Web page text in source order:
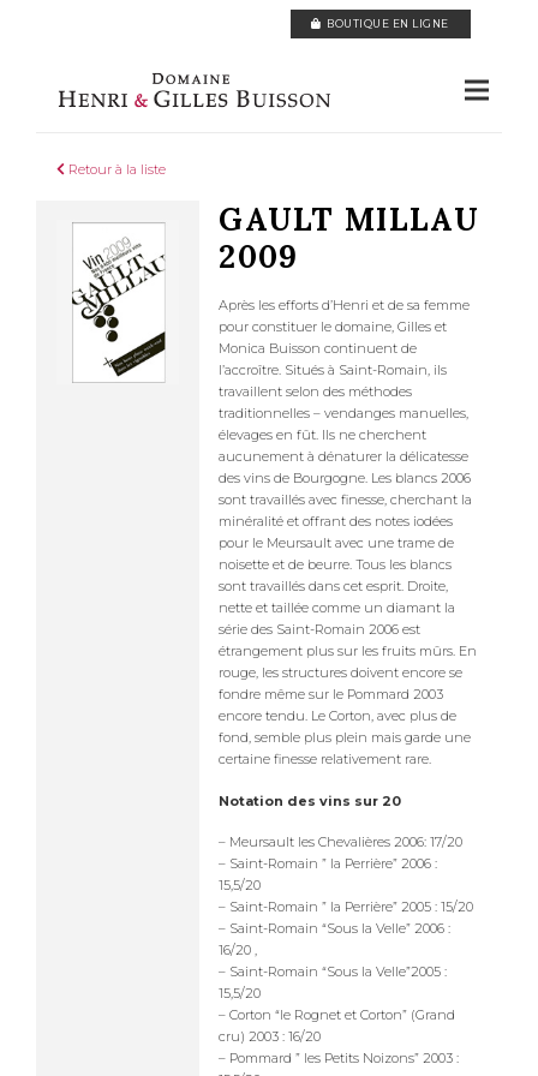
BOUTIQUE EN LIGNE
Retour à la liste
GAULT MILLAU
2009
Après les efforts d’Henri et de sa femme
pour constituer le domaine, Gilles et
Monica Buisson continuent de
l’accroître. Situés à Saint-Romain, ils
travaillent selon des méthodes
traditionnelles – vendanges manuelles,
élevages en fût. Ils ne cherchent
aucunement à dénaturer la délicatesse
des vins de Bourgogne. Les blancs 2006
sont travaillés avec finesse, cherchant la
minéralité et offrant des notes iodées
pour le Meursault avec une trame de
noisette et de beurre. Tous les blancs
sont travaillés dans cet esprit. Droite,
nette et taillée comme un diamant la
série des Saint-Romain 2006 est
étrangement plus sur les fruits mûrs. En
rouge, les structures doivent encore se
fondre même sur le Pommard 2003
encore tendu. Le Corton, avec plus de
fond, semble plus plein mais garde une
certaine finesse relativement rare.
Notation des vins sur 20
– Meursault les Chevalières 2006: 17/20
– Saint-Romain ” la Perrière” 2006 :
15,5/20
– Saint-Romain ” la Perrière” 2005 : 15/20
– Saint-Romain “Sous la Velle” 2006 :
16/20 ,
– Saint-Romain “Sous la Velle”2005 :
15,5/20
– Corton “le Rognet et Corton” (Grand
cru) 2003 : 16/20
– Pommard ” les Petits Noizons” 2003 :